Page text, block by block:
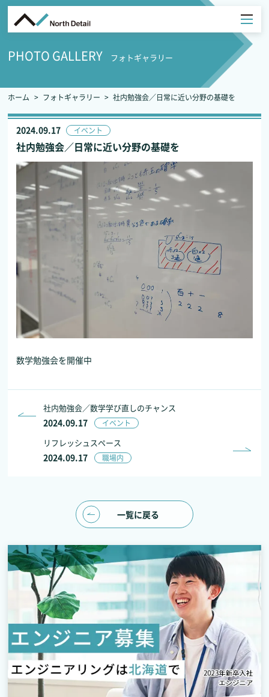
PHOTO GALLERY フォトギャラリー
ホーム フォトギャラリー 社内勉強会／日常に近い分野の基礎を
2024.09.17 イベント
社内勉強会／日常に近い分野の基礎を
数学勉強会を開催中
2024.09.17 イベント
社内勉強会／数学学び直しのチャンス
2024.09.17 職場内
リフレッシュスペース
一覧に戻る